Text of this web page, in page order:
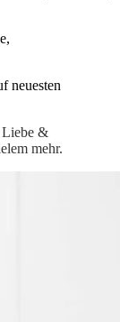
neuesten
Liebe &
mehr.